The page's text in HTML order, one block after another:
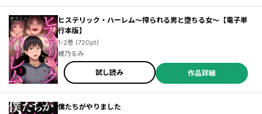
ヒステリック・ハーレム～搾られる男と堕ちる女～【電子単
行本版】
1-2巻 (720pt)
綾乃るみ
試し読み 作品詳細
僕たちがやりました